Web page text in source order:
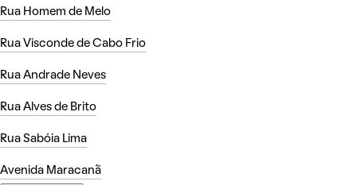
Rua Homem de Melo
Rua Visconde de Cabo Frio
Rua Andrade Neves
Rua Alves de Brito
Rua Sabóia Lima
Avenida Maracanã